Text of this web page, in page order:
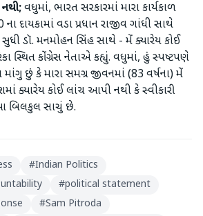
નથી;વધુમાં, ભારત સરકારમાં મારા કાર્યકાળ
દાયકામાં વડા પ્રધાન રાજીવ ગાંધી સાથે
ડૉ. મનમોહન સિંહ સાથે - મેં ક્યારેય કોઈ
સ્થિત કોંગ્રેસ નેતાએ કહ્યું. વધુમાં, હું સ્પષ્ટપણે
માંગુ છું કે મારા સમગ્ર જીવનમાં (83 વર્ષના) મેં
ક્યારેય કોઈ લાંચ આપી નથી કે સ્વીકારી
આ બિલકુલ સાચું છે.
#Indian Politics
#political statement
#Sam Pitroda